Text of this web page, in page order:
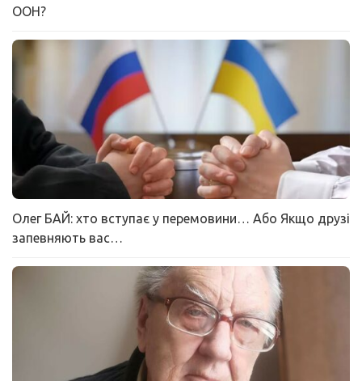
ООН?
Олег БАЙ: хто вступає у перемовини… Або Якщо друзі
запевняють вас…